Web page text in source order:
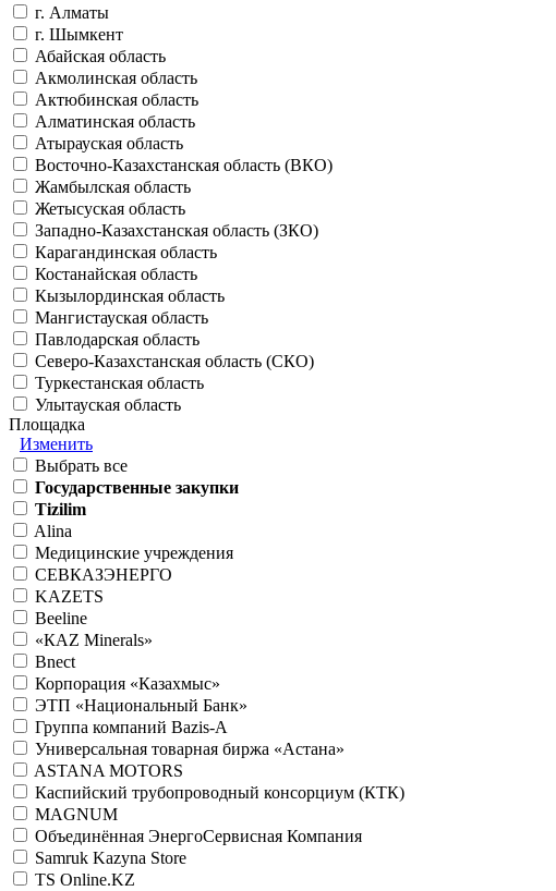
г. Алматы
г. Шымкент
Абайская область
Акмолинская область
Актюбинская область
Алматинская область
Атырауская область
Восточно-Казахстанская область (ВКО)
Жамбылская область
Жетысуская область
Западно-Казахстанская область (ЗКО)
Карагандинская область
Костанайская область
Кызылординская область
Мангистауская область
Павлодарская область
Северо-Казахстанская область (СКО)
Туркестанская область
Улытауская область
Площадка
Изменить
Выбрать все
Государственные закупки
Tizilim
Alina
Медицинские учреждения
СЕВКАЗЭНЕРГО
KAZETS
Beeline
«КАZ Minerals»
Bnect
Корпорация «Казахмыс»
ЭТП «Национальный Банк»
Группа компаний Bazis-A
Универсальная товарная биржа «Астана»
ASTANA MOTORS
Каспийский трубопроводный консорциум (КТК)
MAGNUM
Объединённая ЭнергоСервисная Компания
Samruk Kazyna Store
TS Online.KZ